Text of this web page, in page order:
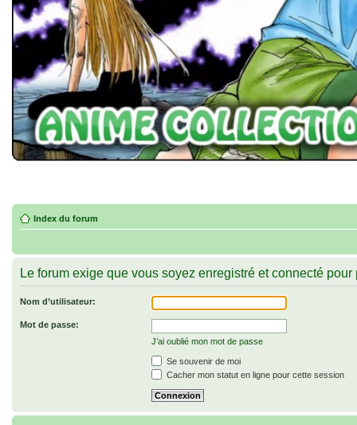
Index du forum
Le forum exige que vous soyez enregistré et connecté
Nom d’utilisateur:
Mot de passe:
J’ai oublié mon mot de passe
Se souvenir de moi
Cacher mon statut en ligne pour cette session